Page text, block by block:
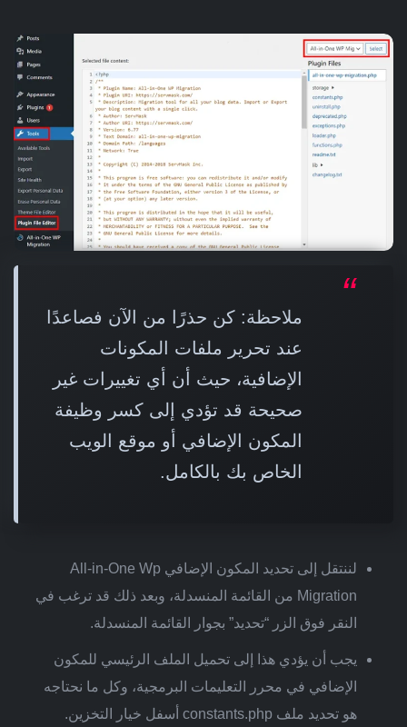
ملاحظة: كن حذرًا من الآن فصاعدًا
عند تحرير ملفات المكونات
الإضافية، حيث أن أي تغييرات غير
صحيحة قد تؤدي إلى كسر وظيفة
المكون الإضافي أو موقع الويب
الخاص بك بالكامل.
لننتقل إلى تحديد المكون الإضافي All-in-One Wp
Migration من القائمة المنسدلة، وبعد ذلك قد ترغب في
النقر فوق الزر “تحديد” بجوار القائمة المنسدلة.
يجب أن يؤدي هذا إلى تحميل الملف الرئيسي للمكون
الإضافي في محرر التعليمات البرمجية، وكل ما نحتاجه
هو تحديد ملف constants.php أسفل خيار التخزين.